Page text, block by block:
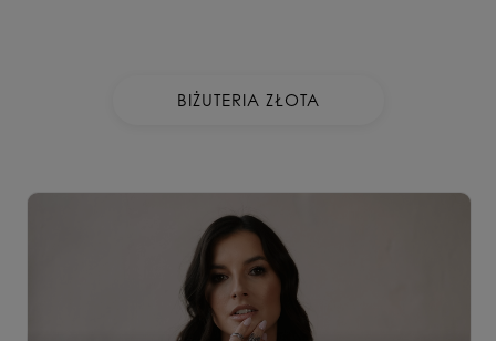
BIŻUTERIA ZŁOTA